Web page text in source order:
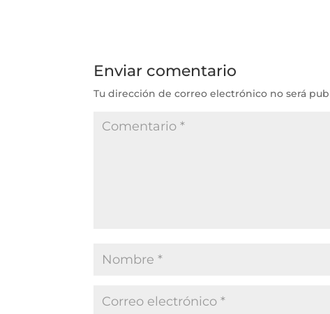
Enviar comentario
Tu dirección de correo electrónico no será